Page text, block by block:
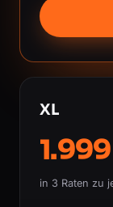
XL
in 3 Raten zu